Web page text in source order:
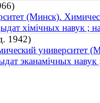
(Минск).
хімічных навук ;
1942)
университет
эканамічных